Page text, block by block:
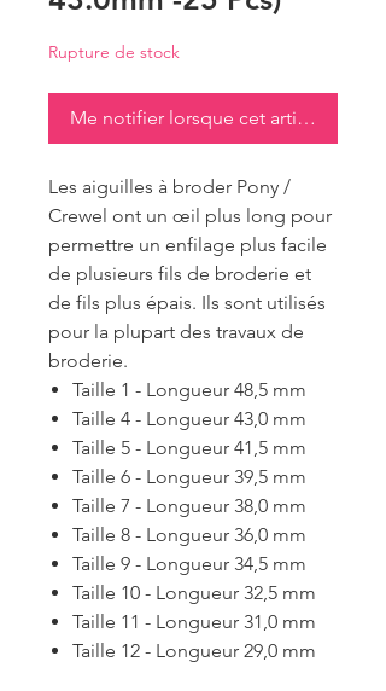
Rupture de stock
Me notifier lorsque cet article est
Les aiguilles à broder Pony /
Crewel ont un œil plus long pour
permettre un enfilage plus facile
de plusieurs fils de broderie et
de fils plus épais. Ils sont utilisés
pour la plupart des travaux de
broderie.
Taille 1 - Longueur 48,5 mm
Taille 4 - Longueur 43,0 mm
Taille 5 - Longueur 41,5 mm
Taille 6 - Longueur 39,5 mm
Taille 7 - Longueur 38,0 mm
Taille 8 - Longueur 36,0 mm
Taille 9 - Longueur 34,5 mm
Taille 10 - Longueur 32,5 mm
Taille 11 - Longueur 31,0 mm
Taille 12 - Longueur 29,0 mm